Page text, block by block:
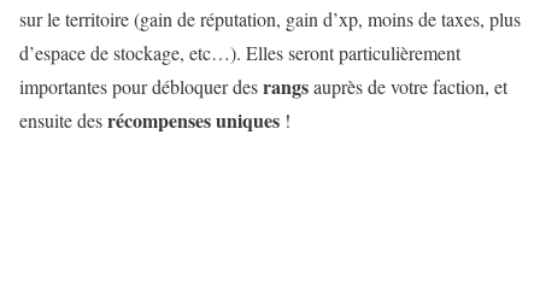
sur le territoire (gain de réputation, gain d’xp, moins de taxes, plus
d’espace de stockage, etc…). Elles seront particulièrement
importantes pour débloquer desrangsauprès de votre faction, et
ensuite desrécompenses uniques !